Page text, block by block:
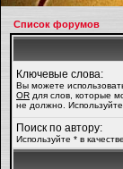
Список форумов
Ключевые слова:
Вы можете
OR для слов, которые
не должно.
Поиск по автору:
Используйте * в